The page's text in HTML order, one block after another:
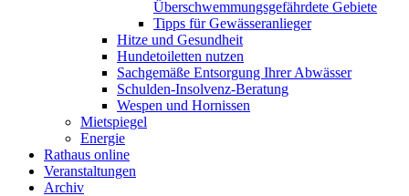
Überschwemmungsgefährdete Gebiete
Tipps für Gewässeranlieger
Hitze und Gesundheit
Hundetoiletten nutzen
Sachgemäße Entsorgung Ihrer Abwässer
Schulden-Insolvenz-Beratung
Wespen und Hornissen
Mietspiegel
Energie
Rathaus online
Veranstaltungen
Archiv